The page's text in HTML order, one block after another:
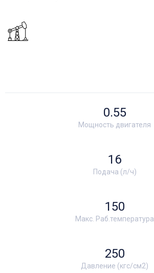
Мощность двигателя
0.55
Подача (л/ч)
16
Макс. Раб.температура
150
Давление (кгс/см2)
250